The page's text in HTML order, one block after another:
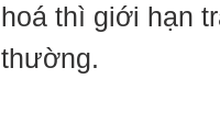
hoá thì giới hạn
thường.